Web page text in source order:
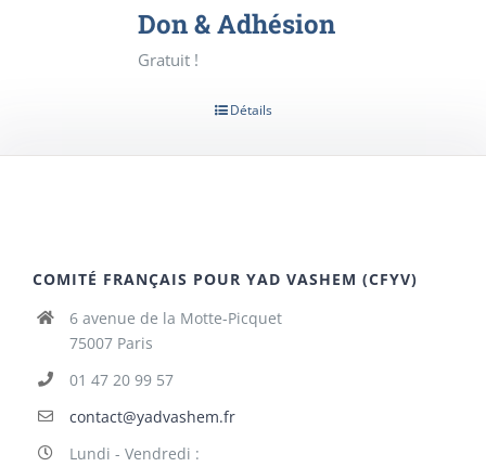
Don & Adhésion
Gratuit !
Détails
COMITÉ FRANÇAIS POUR YAD VASHEM (CFYV)
6 avenue de la Motte-Picquet
75007 Paris
01 47 20 99 57
contact@yadvashem.fr
Lundi - Vendredi :